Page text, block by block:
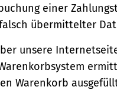
einer
übermittelter
unsere
Warenkorb